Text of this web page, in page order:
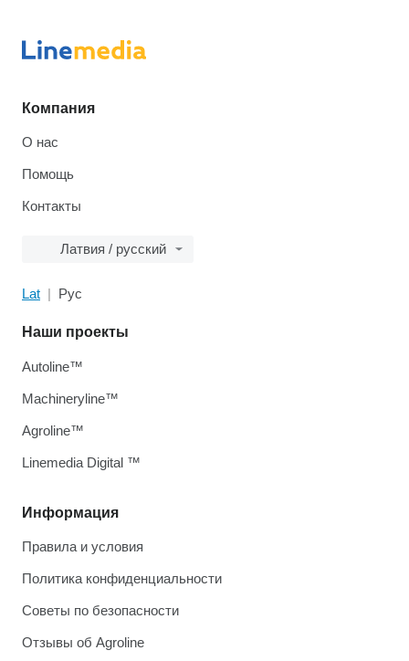
Компания
О нас
Помощь
Контакты
Латвия / русский
Lat Рус
Информация
Правила и условия
Политика конфиденциальности
Советы по безопасности
Отзывы об Agroline
Наши проекты
Autoline™
Machineryline™
Agroline™
Linemedia Digital ™